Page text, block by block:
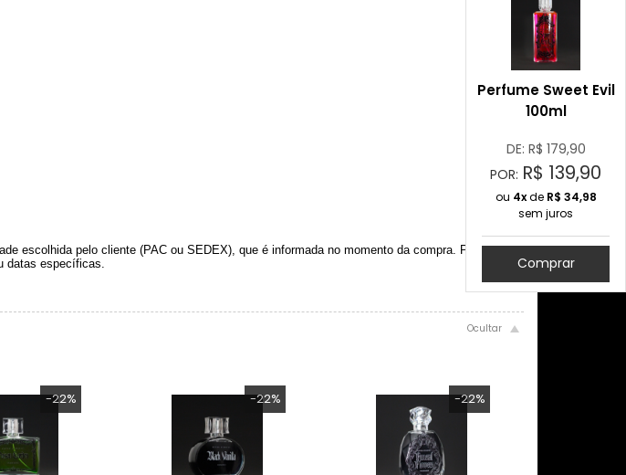
Perfume Sweet Evil
100ml
DE: R$ 179,90
POR: R$ 139,90
ou 4xde R$ 34,98
sem juros
Comprar
escolhida pelo cliente (PAC ou SEDEX), que é informada no momento da compra. Pedimos
datas específicas.
-22% -22% -22%